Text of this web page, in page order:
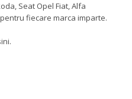
Seat Opel Fiat, Alfa
fiecare marca imparte.